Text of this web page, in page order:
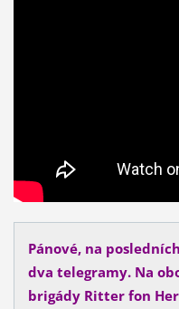
Pánové, na
dva telegramy. Na
brigády Ritter fon